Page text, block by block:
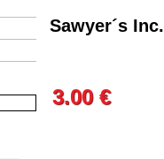
Sawyer´s Inc.
3.00 €